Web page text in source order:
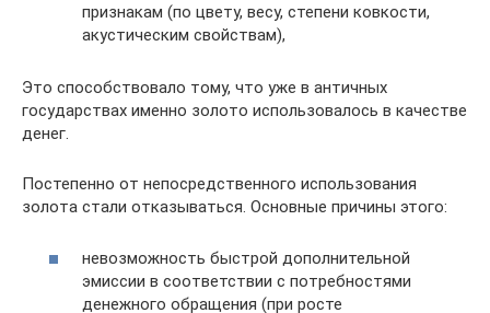
признакам (по цвету, весу, степени ковкости,
акустическим свойствам),
Это способствовало тому, что уже в античных
государствах именно золото использовалось в качестве
денег.
Постепенно от непосредственного использования
золота стали отказываться. Основные причины этого:
невозможность быстрой дополнительной
эмиссии в соответствии с потребностями
денежного обращения (при росте